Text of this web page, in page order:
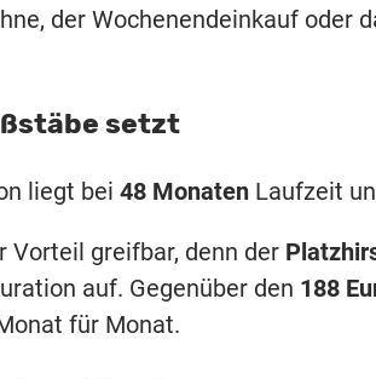
der Wochenendeinkauf oder
setzt
liegt bei 48 Monaten Laufzeit
Vorteil greifbar, denn der
auf. Gegenüber den 188
für Monat.